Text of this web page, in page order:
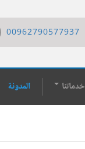
00962790577937
خدماتنا المدونة